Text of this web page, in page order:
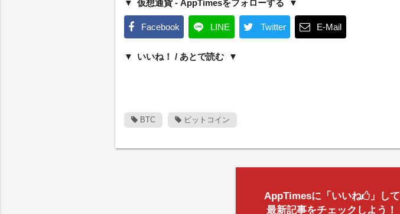
仮想通貨 - AppTimesをフォローする
Facebook LINE Twitter E-Mail
いいね！ / あとで読む
BTC ビットコイン
AppTimesに「いいね
」して
最新記事をチェックしよう！